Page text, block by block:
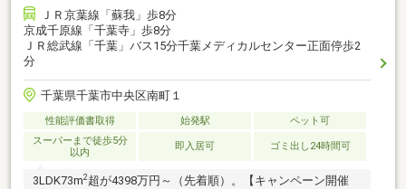
ＪＲ京葉線「蘇我」歩8分
京成千原線「千葉寺」歩8分
ＪＲ総武線「千葉」バス15分千葉メディカルセンター正面停歩2
分
千葉県千葉市中央区南町１
性能評価書取得 始発駅
ペット可
スーパーまで徒歩5分
以内
即入居可 ゴミ出し24時間可
3LDK73m2 超が4398万円～（先着順）。【キャンペーン開催